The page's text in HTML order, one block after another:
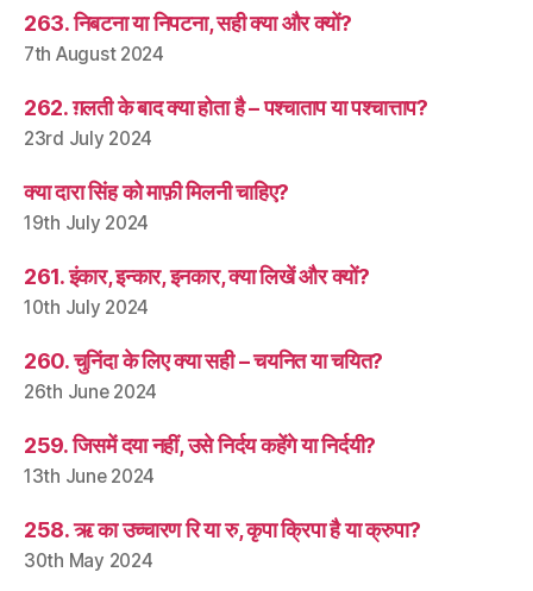
263. निबटना या निपटना, सही क्या और क्यों?
7th August 2024
262. ग़लती के बाद क्या होता है – पश्चाताप या पश्चात्ताप?
23rd July 2024
क्या दारा सिंह को माफ़ी मिलनी चाहिए?
19th July 2024
261. इंकार, इन्कार, इनकार, क्या लिखें और क्यों?
10th July 2024
260. चुनिंदा के लिए क्या सही – चयनित या चयित?
26th June 2024
259. जिसमें दया नहीं, उसे निर्दय कहेंगे या निर्दयी?
13th June 2024
258. ऋ का उच्चारण रि या रु, कृपा क्रिपा है या क्रुपा?
30th May 2024